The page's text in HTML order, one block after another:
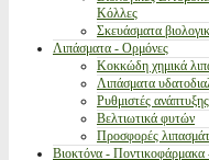
Κόλλες
Σκευάσματα
Λιπάσματα - Ορμόνες
Κοκκώδη χημικά
Λιπάσματα
Ρυθμιστές
Βελτιωτικά φυτών
Προσφορές
Βιοκτόνα -